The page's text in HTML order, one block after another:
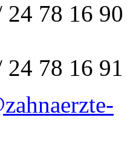
78 16 90
78 16 91